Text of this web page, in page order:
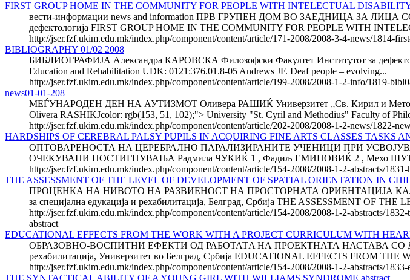
FIRST GROUP HOME IN THE COMMUNITY FOR PEOPLE WITH INTELECTUAL
вести-информации news and information ПРВ ГРУПЕН ДОМ ВО ЗАЕДНИЦА ЗА ЛИЦА
дефектологија FIRST GROUP HOME IN THE COMMUNITY FOR PEOPLE WITH
http://jser.fzf.ukim.edu.mk/index.php/component/content/article/171-2008/2008-3-4-news/1814-
BIBLIOGRAPHY 01/02 2008
БИБЛИОГРАФИЈА Александра КАРОВСКА Филозофски Факултет Институтот за
Education and Rehabilitation UDK: 0121:376.01.8-05 Andrews JF. Deaf people – evolving...
http://jser.fzf.ukim.edu.mk/index.php/component/content/article/199-2008/2008-1-2-info/1819-
news01-01-208
МЕЃУНАРОДЕН ДЕН НА АУТИЗМОТ Оливера РАШИЌ Универзитет „Св. Кирил и
Olivera RASHIKJcolor: rgb(153, 51, 102);"> University "St. Cyril and Methodius" Faculty of
http://jser.fzf.ukim.edu.mk/index.php/component/content/article/202-2008/2008-1-2-news/1822-
HARDSHIPS OF CEREBRAL PALSY PUPILS IN ACQUIRING FINE ARTS CLASSES TASKS
ОПТОВАРЕНОСТА НА ЦЕРЕБРАЛНО ПАРАЛИЗИРАНИТЕ УЧЕНИЦИ ПРИ
ОЧЕКУВАНИ ПОСТИГНУВАЊА Радмила ЧУКИЌ 1 , Фадиљ ЕМИНОВИЌ 2 , Мехо ШУТКОВИЌ
http://jser.fzf.ukim.edu.mk/index.php/component/content/article/154-2008/2008-1-2-abstracts/
THE ASSESSMENT OF THE LEVEL OF DEVELOPMENT OF SPATIAL ORIENTATION IN
ПРОЦЕНКА НА НИВОТО НА РАЗВИЕНОСТ НА ПРОСТОРНАТА ОРИЕНТАЦИЈА КАЈ
за специјална едукација и рехабилитација, Белград, Србија THE ASSESSMENT OF
http://jser.fzf.ukim.edu.mk/index.php/component/content/article/154-2008/2008-1-2-abstracts/
abstract
EDUCATIONAL EFFECTS FROM THE WORK WITH A PROJECT CURRICULUM WITH
ОБРАЗОВНО-ВОСПИТНИ ЕФЕКТИ ОД РАБОТАТA НА ПРОЕКТНАТА НАСТАВА СО
рехабилитација, Универзитет во Белград, Србија EDUCATIONAL EFFECTS FROM
http://jser.fzf.ukim.edu.mk/index.php/component/content/article/154-2008/2008-1-2-abstracts/
THE SYNTACTICAL ABILITY OF A YOUNG GIRL WITH WILLIAMS SYNDROME abstract